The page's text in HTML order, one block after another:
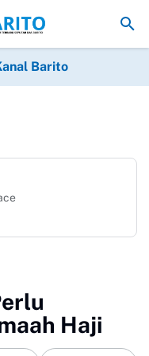
Barito Utara Perkuat
Barito
Haji